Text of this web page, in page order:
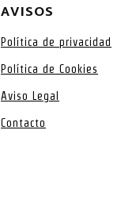
AVISOS
Política de privacidad
Política de Cookies
Aviso Legal
Contacto